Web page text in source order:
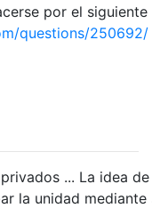
por el siguiente
questions/250692/
... La idea de
la unidad mediante